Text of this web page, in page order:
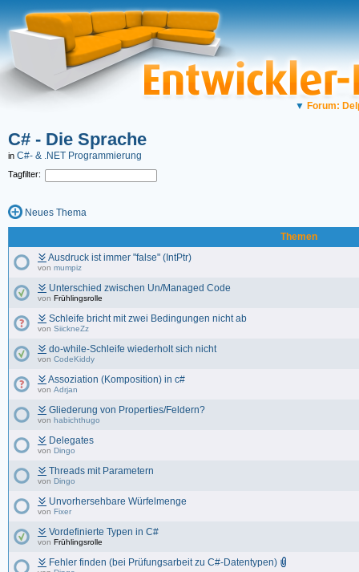
▼ Forum:
C# - Die Sprache
in C#- & .NET Programmierung
Tagfilter:
Neues Thema
Themen
Ausdruck ist immer "false" (IntPtr)
von mumpiz
Unterschied zwischen Un/Managed Code
von Frühlingsrolle
Schleife bricht mit zwei Bedingungen nicht ab
von SiickneZz
do-while-Schleife wiederholt sich nicht
von CodeKiddy
Assoziation (Komposition) in c#
von Adrjan
Gliederung von Properties/Feldern?
von habichthugo
Delegates
von Dingo
Threads mit Parametern
von Dingo
Unvorhersehbare Würfelmenge
von Fixer
Vordefinierte Typen in C#
von Frühlingsrolle
Fehler finden (bei Prüfungsarbeit zu C#-Datentypen)